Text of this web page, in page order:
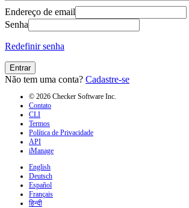
Endereço de email
Senha
Redefinir senha
Entrar
Não tem uma conta? Cadastre-se
© 2026 Checker Software Inc.
Contato
CLI
Termos
Política de Privacidade
API
iManage
English
Deutsch
Español
Français
हिन्दी